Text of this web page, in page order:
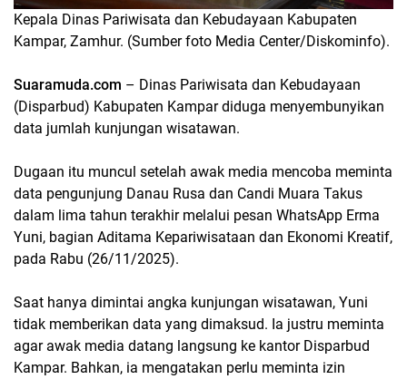
Kepala Dinas Pariwisata dan Kebudayaan Kabupaten
Kampar, Zamhur. (Sumber foto Media Center/Diskominfo).
Suaramuda.com – Dinas Pariwisata dan Kebudayaan
(Disparbud) Kabupaten Kampar diduga menyembunyikan
data jumlah kunjungan wisatawan.
Dugaan itu muncul setelah awak media mencoba meminta
data pengunjung Danau Rusa dan Candi Muara Takus
dalam lima tahun terakhir melalui pesan WhatsApp Erma
Yuni, bagian Aditama Kepariwisataan dan Ekonomi Kreatif,
pada Rabu (26/11/2025).
Saat hanya dimintai angka kunjungan wisatawan, Yuni
tidak memberikan data yang dimaksud. Ia justru meminta
agar awak media datang langsung ke kantor Disparbud
Kampar. Bahkan, ia mengatakan perlu meminta izin